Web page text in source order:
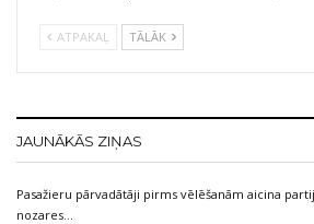
ATPAKAĻ TĀLĀK
JAUNĀKĀS ZIŅAS
Pasažieru pārvadātāji pirms vēlēšanām aicina
nozares…